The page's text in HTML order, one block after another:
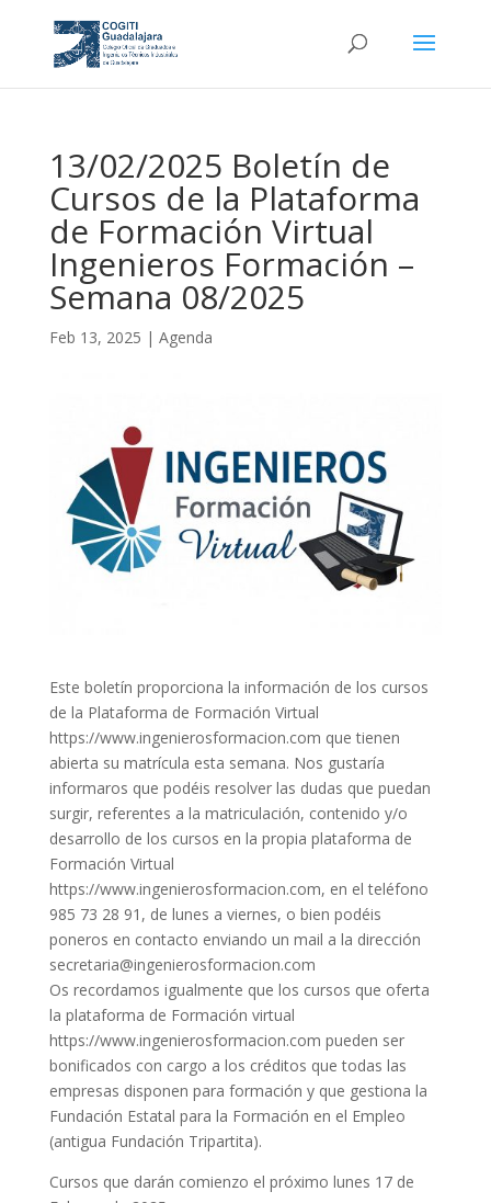
13/02/2025 Boletín de
Cursos de la Plataforma
de Formación Virtual
Ingenieros Formación –
Semana 08/2025
Feb 13, 2025 | Agenda
Este boletín proporciona la información de los cursos
de la Plataforma de Formación Virtual
https://www.ingenierosformacion.com que tienen
abierta su matrícula esta semana. Nos gustaría
informaros que podéis resolver las dudas que puedan
surgir, referentes a la matriculación, contenido y/o
desarrollo de los cursos en la propia plataforma de
Formación Virtual
https://www.ingenierosformacion.com, en el teléfono
985 73 28 91, de lunes a viernes, o bien podéis
poneros en contacto enviando un mail a la dirección
secretaria@ingenierosformacion.com
Os recordamos igualmente que los cursos que oferta
la plataforma de Formación virtual
https://www.ingenierosformacion.com pueden ser
bonificados con cargo a los créditos que todas las
empresas disponen para formación y que gestiona la
Fundación Estatal para la Formación en el Empleo
(antigua Fundación Tripartita).
Cursos que darán comienzo el próximo lunes 17 de